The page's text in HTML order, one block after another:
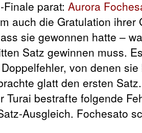
parat: Aurora
auch die Gratulation ihrer
sie gewonnen hatte –
Satz gewinnen muss.
von denen
glatt den ersten
bestrafte folgende
Ausgleich. Fochesato